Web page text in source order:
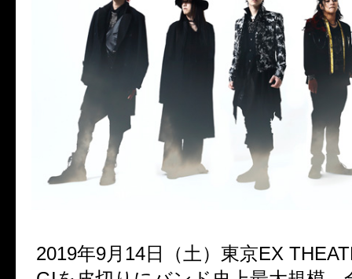
2019年9月 14日（土）東京EX